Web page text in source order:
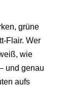
grüne
Flair. Wer
wie
und genau
aufs